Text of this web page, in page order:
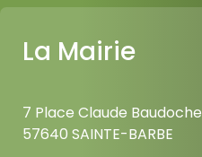
La Mairie
7 Place Claude Baudoche
57640 SAINTE-BARBE